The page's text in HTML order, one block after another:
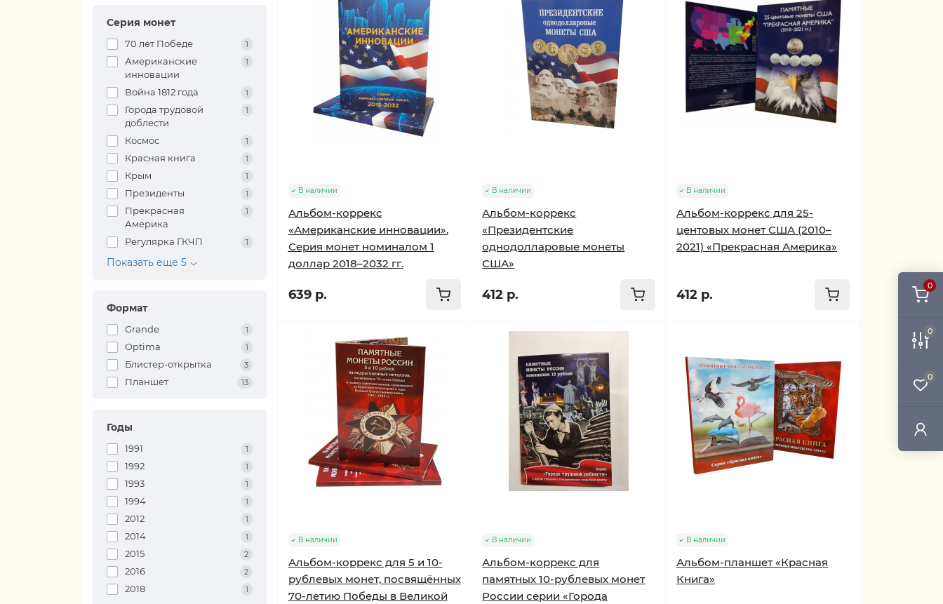
0
0
0
Серия монет
70 лет Победе 1
Американские
инновации
1
Война 1812 года 1
Города трудовой
доблести
1
Космос 1
Красная книга 1
Крым 1
Президенты 1
Прекрасная
Америка
1
Регулярка ГКЧП 1
Показать еще 5
Формат
Grande 1
Optima 1
Блистер-открытка 3
Планшет 13
Годы
1991 1
1992 1
1993 1
1994 1
2012 1
2014 1
2015 2
2016 2
2018 1
В наличии
Альбом-коррекс
«Американские инновации».
Серия монет номиналом 1
доллар 2018–2032 гг.
639 р.
В наличии
Альбом-коррекс
«Президентские
однодолларовые монеты
США»
412 р.
В наличии
Альбом-коррекс для 25-
центовых монет США (2010–
2021) «Прекрасная Америка»
412 р.
В наличии
Альбом-коррекс для 5 и 10-
рублевых монет, посвящённых
70-летию Победы в Великой
В наличии
Альбом-коррекс для
памятных 10-рублевых монет
России серии «Города
В наличии
Альбом-планшет «Красная
Книга»